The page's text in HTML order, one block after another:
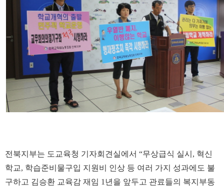
전북지부는 도교육청 기자회견실에서 “무상급식 실시, 혁신
학교, 학습준비물구입 지원비 인상 등 여러 가지 성과에도 불
구하고 김승환 교육감 재임 1년을 앞두고 관료들의 복지부동